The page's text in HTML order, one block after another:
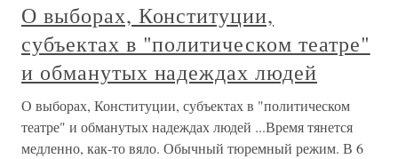
О выборах, Конституции,
субъектах в "политическом театре"
и обманутых надеждах людей
О выборах, Конституции, субъектах в "политическом
театре" и обманутых надеждах людей ...Время тянется
медленно, как-то вяло. Обычный тюремный режим. В 6